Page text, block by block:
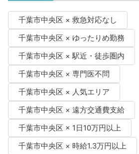
千葉市中央区 × 救急対応なし
千葉市中央区 × ゆったりめ勤務
千葉市中央区 × 駅近・徒歩圏内
千葉市中央区 × 専門医不問
千葉市中央区 × 人気エリア
千葉市中央区 × 遠方交通費支給
千葉市中央区 × 1日10万円以上
千葉市中央区 × 時給1.3万円以上